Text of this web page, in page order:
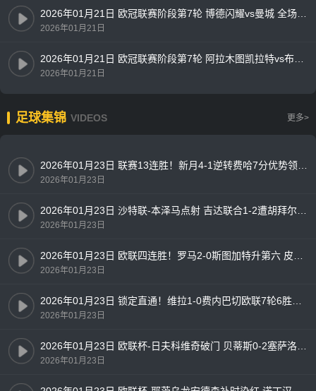
2026年01月21日
2026年01月21日
足球集锦 VIDEOS 更多>
2026年01月23日
2026年01月23日
2026年01月23日
2026年01月23日
2026年01月23日